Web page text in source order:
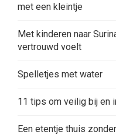
met een kleintje
Met kinderen naar
vertrouwd voelt
Spelletjes met water
11 tips om veilig bij en
Een etentje thuis